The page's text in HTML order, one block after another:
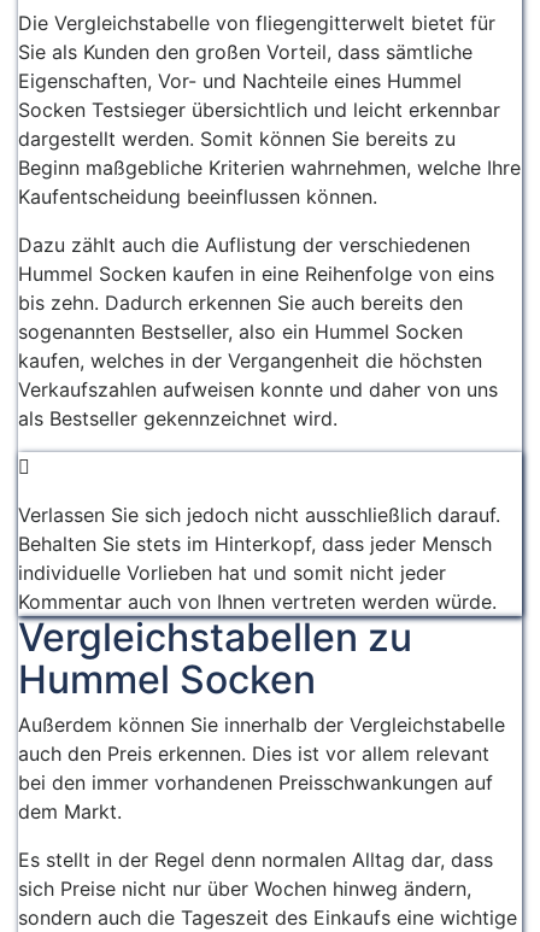
Die Vergleichstabelle von fliegengitterwelt bietet für
Sie als Kunden den großen Vorteil, dass sämtliche
Eigenschaften, Vor- und Nachteile eines Hummel
Socken Testsieger übersichtlich und leicht erkennbar
dargestellt werden. Somit können Sie bereits zu
Beginn maßgebliche Kriterien wahrnehmen, welche Ihre
Kaufentscheidung beeinflussen können.
Dazu zählt auch die Auflistung der verschiedenen
Hummel Socken kaufen in eine Reihenfolge von eins
bis zehn. Dadurch erkennen Sie auch bereits den
sogenannten Bestseller, also ein Hummel Socken
kaufen, welches in der Vergangenheit die höchsten
Verkaufszahlen aufweisen konnte und daher von uns
als Bestseller gekennzeichnet wird.
Verlassen Sie sich jedoch nicht ausschließlich darauf.
Behalten Sie stets im Hinterkopf, dass jeder Mensch
individuelle Vorlieben hat und somit nicht jeder
Kommentar auch von Ihnen vertreten werden würde.
Vergleichstabellen zu
Hummel Socken
Außerdem können Sie innerhalb der Vergleichstabelle
auch den Preis erkennen. Dies ist vor allem relevant
bei den immer vorhandenen Preisschwankungen auf
dem Markt.
Es stellt in der Regel denn normalen Alltag dar, dass
sich Preise nicht nur über Wochen hinweg ändern,
sondern auch die Tageszeit des Einkaufs eine wichtige